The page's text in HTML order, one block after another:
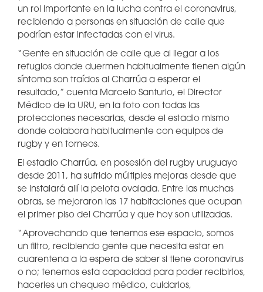
un rol importante en la lucha contra el coronavirus,
recibiendo a personas en situación de calle que
podrían estar infectadas con el virus.
“Gente en situación de calle que al llegar a los
refugios donde duermen habitualmente tienen algún
síntoma son traídos al Charrúa a esperar el
resultado,” cuenta Marcelo Santurio, el Director
Médico de la URU, en la foto con todas las
protecciones necesarias, desde el estadio mismo
donde colabora habitualmente con equipos de
rugby y en torneos.
El estadio Charrúa, en posesión del rugby uruguayo
desde 2011, ha sufrido múltiples mejoras desde que
se instalará allí la pelota ovalada. Entre las muchas
obras, se mejoraron las 17 habitaciones que ocupan
el primer piso del Charrúa y que hoy son utilizadas.
“Aprovechando que tenemos ese espacio, somos
un filtro, recibiendo gente que necesita estar en
cuarentena a la espera de saber si tiene coronavirus
o no; tenemos esta capacidad para poder recibirlos,
hacerles un chequeo médico, cuidarlos,